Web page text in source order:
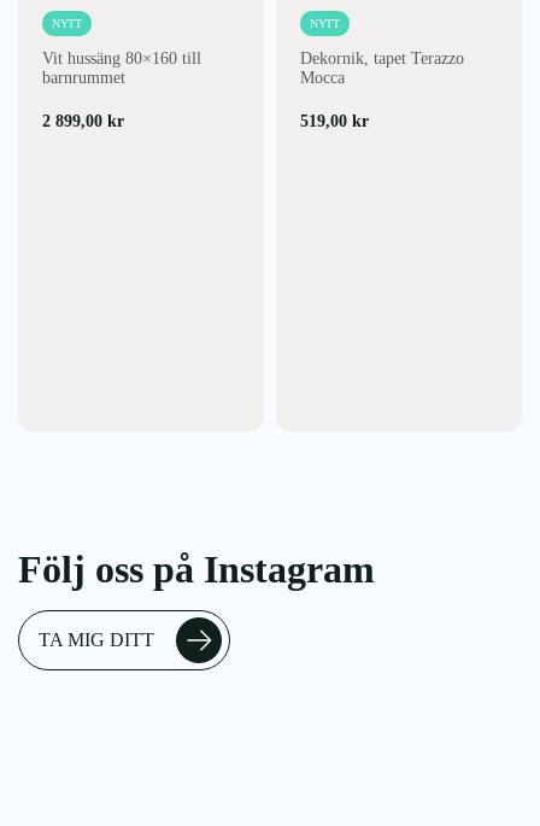
NYTT
Vit hussäng 80×160 till
barnrummet
2 899,00 kr
NYTT
Dekornik, tapet Terazzo
Mocca
519,00 kr
Följ oss på Instagram
TA MIG DITT